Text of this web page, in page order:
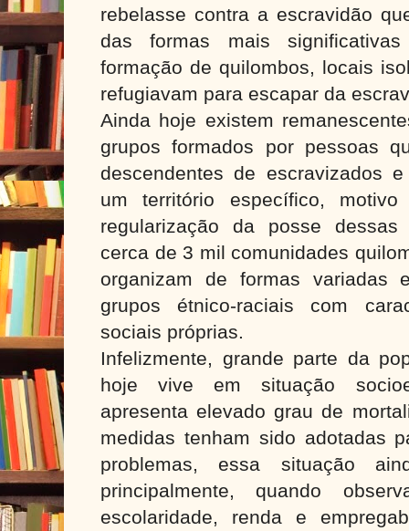
rebelasse contra a escravidão
das formas mais
formação de quilombos, locais
refugiavam para escapar da
Ainda hoje existem
grupos formados por pessoas
descendentes de escravizados
um território específico,
regularização da posse
cerca de 3 mil comunidades
organizam de formas variadas
grupos étnico-raciais com
sociais próprias.
Infelizmente, grande parte da
hoje vive em situação
apresenta elevado grau de
medidas tenham sido adotadas
problemas, essa situação
principalmente, quando
escolaridade, renda e